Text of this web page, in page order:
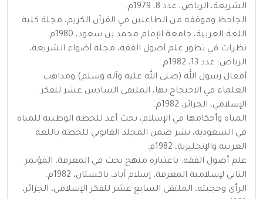
الشريعة، الرياض، عدد 8، 1979م.
الجاحظ وموقفه من الطاعنين في القرآن الكريم، مجلة كلية
اللغة العربية، جامعة الإمام محمد بن سعود، 1980م.
نظرات في تطور علم أصول الفقه، مجلة أضواء الشريعة،
الرياض: عدد 13، 1982م.
أفعال رسول الله (صلى الله عليه وآله وسلم) ومذاهب
العلماء في الاحتجاج بها، الملتقى السادس عشر للفكر
الإسلامي، الجزائر، 1982م.
المياه وأحكامها في الإسلام، بحث أعد للخطة الوطنية للمياه
في السعودية، نشر ضمن المجلد القانوني للخطة باللغة
العربية والإنجليزية، 1982م.
علم أصول الفقه: باعتباره منهج بحث في المعرفة، المؤتمر
الثاني لإسلامية المعرفة، إسلام آباد، باكستان، 1982م.
الرأي وحجيته، الملتقى السابع عشر للفكر الإسلامي، الجزائر،